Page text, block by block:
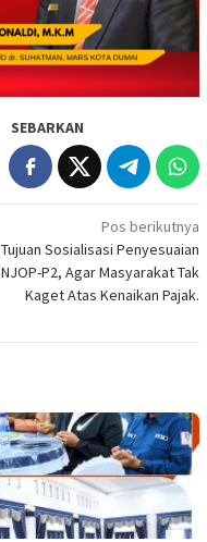
SEBARKAN
Pos berikutnya
Tujuan Sosialisasi Penyesuaian
NJOP-P2, Agar Masyarakat Tak
Kaget Atas Kenaikan Pajak.